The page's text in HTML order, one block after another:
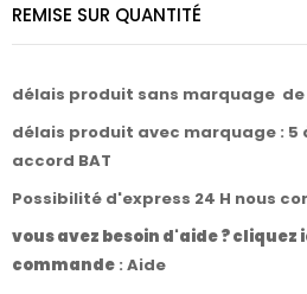
REMISE SUR QUANTITÉ
délais produit sans marquage de
délais produit avec marquage : 5
accord BAT
Possibilité d'express 24 H nous
vous avez besoin d'aide ?
commande : Aide